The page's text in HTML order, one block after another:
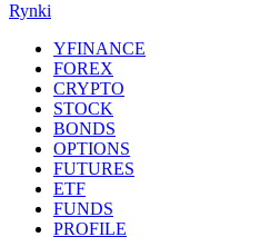
Rynki
YFINANCE
FOREX
CRYPTO
STOCK
BONDS
OPTIONS
FUTURES
ETF
FUNDS
PROFILE